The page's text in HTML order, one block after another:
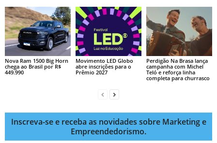
Nova Ram 1500 Big Horn
chega ao Brasil por R$
449.990
Movimento LED Globo
abre inscrições para o
Prêmio 2027
Perdigão Na Brasa lança
campanha com Michel
Teló e reforça linha
completa para churrasco
Inscreva-se e receba as novidades sobre Marketing e
Empreendedorismo.